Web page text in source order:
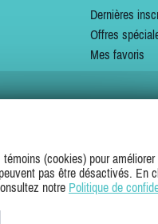
Dernières
Offres
Mes favoris
NOUS SUR(cookies) pour
pas être désactivés. En
notre Politique de